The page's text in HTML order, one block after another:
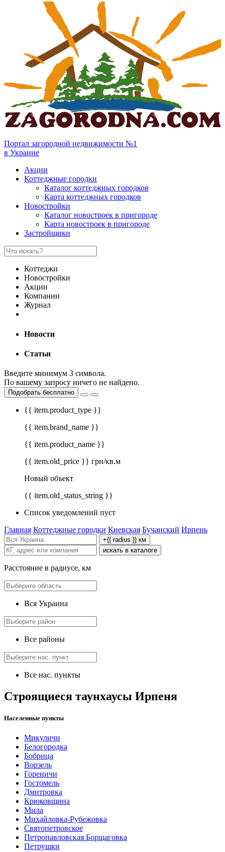
Портал загородной недвижимости №1
в Украине
Акции
Коттеджные городки
Каталог коттеджных городков
Карта коттеджных городков
Новостройки
Каталог новостроек в пригороде
Карта новостроек в пригороде
Застройщики
Коттеджи
Новостройки
Акции
Компании
Журнал
Новости
Статьи
Введите минимум 3 символа.
По вашему запросу ничего не найдено.
Подобрать бесплатно
{{ item.product_type }}
{{ item.brand_name }}
{{ item.product_name }}
{{ item.old_price }} грн/кв.м
Новый объект
{{ item.old_status_string }}
Список уведомлений пуст
Главная Коттеджные городки Киевская Бучанский Ирпень
+{{ radius }} км
искать в каталоге
Расстояние в радиусе, км
Вся Украина
Все районы
Все нас. пункты
Строящиеся таунхаусы Ирпеня
Населенные пункты
Микуличи
Белогородка
Бобрица
Ворзель
Гореничи
Гостомель
Дмитровка
Крюковщина
Мила
Михайловка-Рубежовка
Святопетровское
Петропавловская Борщаговка
Петрушки